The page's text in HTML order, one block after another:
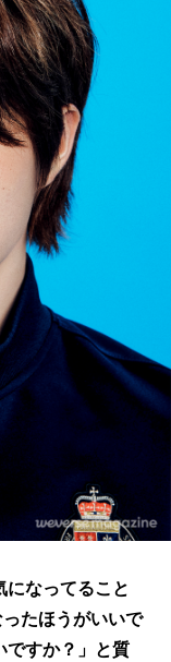
なってること
たほうがいいで
ですか？」と質